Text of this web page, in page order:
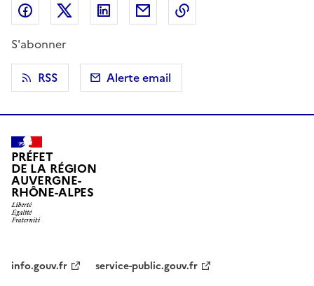
Partager sur Facebook
Partager sur X (anciennement Twitter)
Partager sur LinkedIn
Partager par email
S'abonner
RSS
Alerte email
PRÉFET
DE LA RÉGION
AUVERGNE-
RHÔNE-ALPES
info.gouv.fr service-public.gouv.fr